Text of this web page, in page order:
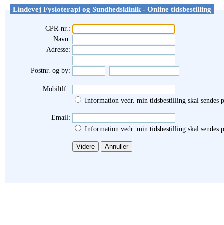
Lindevej Fysioterapi og Sundhedsklinik - Online tidsbestilling
CPR-nr.:
Navn:
Adresse:
Postnr. og by:
Mobiltlf.:
Information vedr. min tidsbestilling skal sendes
Email:
Information vedr. min tidsbestilling skal sendes